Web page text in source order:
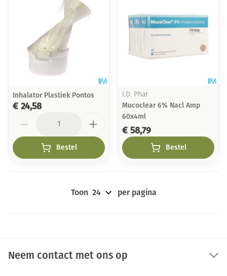
Inhalator Plastiek Pontos
€ 24,58
Bestel
I.D. Phar
Mucoclear 6% Nacl Amp
60x4ml
€ 58,79
Bestel
Toon per pagina
Neem contact met ons op